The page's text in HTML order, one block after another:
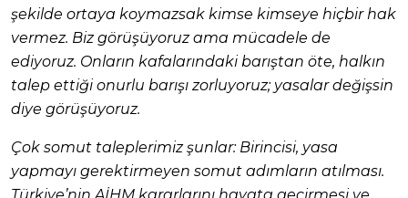
şekilde ortaya koymazsak kimse kimseye hiçbir hak
vermez. Biz görüşüyoruz ama mücadele de
ediyoruz. Onların kafalarındaki barıştan öte, halkın
talep ettiği onurlu barışı zorluyoruz; yasalar değişsin
diye görüşüyoruz.
Çok somut taleplerimiz şunlar: Birincisi, yasa
yapmayı gerektirmeyen somut adımların atılması.
Türkiye’nin AİHM kararlarını hayata geçirmesi ve